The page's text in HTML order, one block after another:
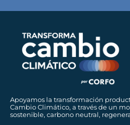
Apoyamos la transformación
Cambio Climático, a través de un
sostenible, carbono neutral,